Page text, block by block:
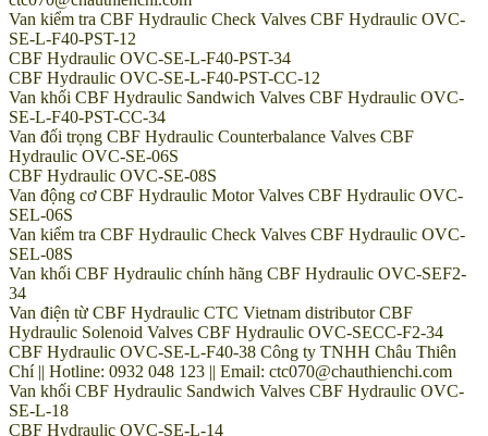
Van kiểm tra CBF Hydraulic Check Valves CBF Hydraulic OVC-
SE-L-F40-PST-12
CBF Hydraulic OVC-SE-L-F40-PST-34
CBF Hydraulic OVC-SE-L-F40-PST-CC-12
Van khối CBF Hydraulic Sandwich Valves CBF Hydraulic OVC-
SE-L-F40-PST-CC-34
Van đối trọng CBF Hydraulic Counterbalance Valves CBF
Hydraulic OVC-SE-06S
CBF Hydraulic OVC-SE-08S
Van động cơ CBF Hydraulic Motor Valves CBF Hydraulic OVC-
SEL-06S
Van kiểm tra CBF Hydraulic Check Valves CBF Hydraulic OVC-
SEL-08S
Van khối CBF Hydraulic chính hãng CBF Hydraulic OVC-SEF2-
34
Van điện từ CBF Hydraulic CTC Vietnam distributor CBF
Hydraulic Solenoid Valves CBF Hydraulic OVC-SECC-F2-34
CBF Hydraulic OVC-SE-L-F40-38 Công ty TNHH Châu Thiên
Chí || Hotline: 0932 048 123 || Email: ctc070@chauthienchi.com
Van khối CBF Hydraulic Sandwich Valves CBF Hydraulic OVC-
SE-L-18
CBF Hydraulic OVC-SE-L-14